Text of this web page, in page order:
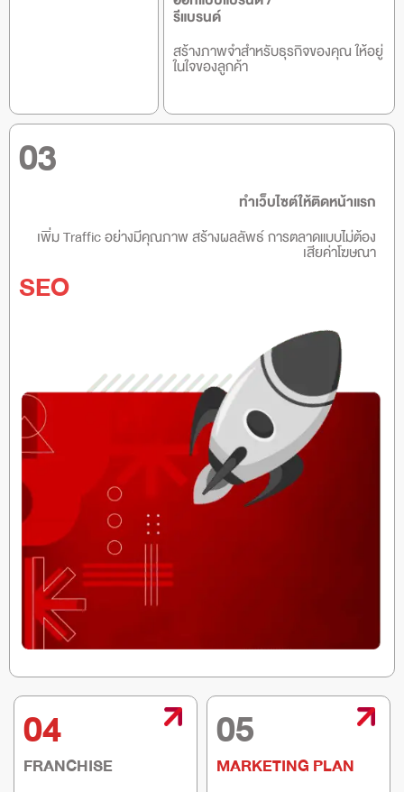
รีแบรนด์
สร้างภาพจำสำหรับธุรกิจของคุณ ให้อยู่
ในใจของลูกค้า
03
ทำเว็บไซต์ให้ติดหน้าแรก
เพิ่ม Traffic อย่างมีคุณภาพ สร้างผลลัพธ์ การตลาดแบบไม่ต้อง
เสียค่าโฆษณา
SEO
04
FRANCHISE
05
MARKETING PLAN